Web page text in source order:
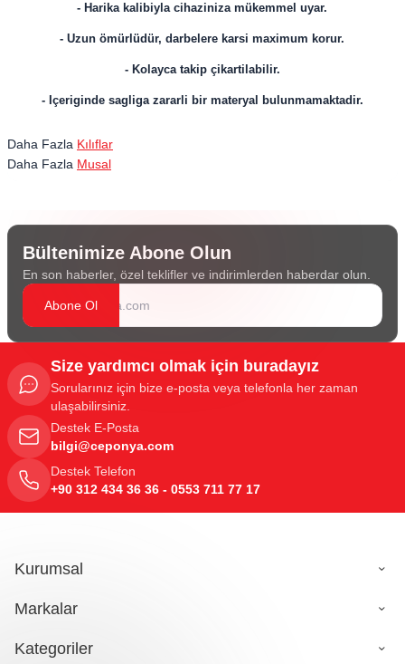
- Harika kalibiyla cihaziniza mükemmel uyar.
- Uzun ömürlüdür, darbelere karsi maximum korur.
- Kolayca takip çikartilabilir.
- Içeriginde sagliga zararli bir materyal bulunmamaktadir.
Daha Fazla Kılıflar
Daha Fazla Musal
Bültenimize Abone Olun
En son haberler, özel teklifler ve indirimlerden haberdar olun.
Abone Ol
Size yardımcı olmak için buradayız
Sorularınız için bize e-posta veya telefonla her zaman
ulaşabilirsiniz.
Destek E-Posta
bilgi@ceponya.com
Destek Telefon
+90 312 434 36 36 - 0553 711 77 17
Kurumsal
Markalar
Kategoriler